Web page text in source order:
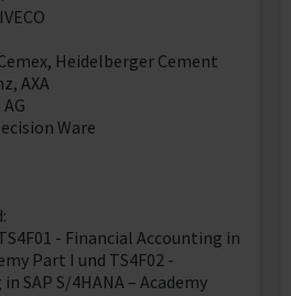
Heidelberger Cement
AXA
Ware
- Financial Accounting in
Part I und TS4F02 -
SAP S/4HANA – Academy